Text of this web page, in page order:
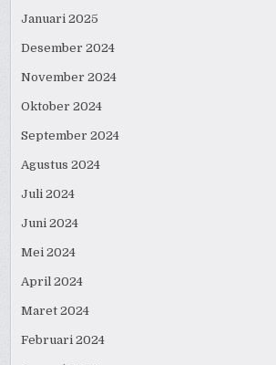
Januari 2025
Desember 2024
November 2024
Oktober 2024
September 2024
Agustus 2024
Juli 2024
Juni 2024
Mei 2024
April 2024
Maret 2024
Februari 2024